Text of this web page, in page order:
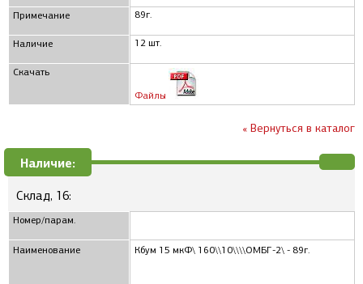
Примечание
Наличие
Скачать
89г.
12 шт.
Файлы
« Вернуться в каталог
Наличие:
Склад, 16:
Номер/парам.
Наименование Кбум 15 мкФ\ 160\\10\\\\ОМБГ-2\ - 89г.